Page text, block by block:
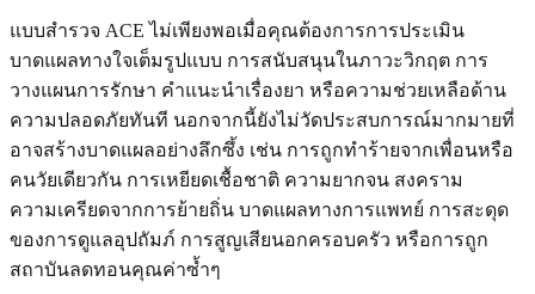
แบบสำรวจ ACE ไม่เพียงพอเมื่อคุณต้องการการประเมิน
บาดแผลทางใจเต็มรูปแบบ การสนับสนุนในภาวะวิกฤต การ
วางแผนการรักษา คำแนะนำเรื่องยา หรือความช่วยเหลือด้าน
ความปลอดภัยทันที นอกจากนี้ยังไม่วัดประสบการณ์มากมายที่
อาจสร้างบาดแผลอย่างลึกซึ้ง เช่น การถูกทำร้ายจากเพื่อนหรือ
คนวัยเดียวกัน การเหยียดเชื้อชาติ ความยากจน สงคราม
ความเครียดจากการย้ายถิ่น บาดแผลทางการแพทย์ การสะดุด
ของการดูแลอุปถัมภ์ การสูญเสียนอกครอบครัว หรือการถูก
สถาบันลดทอนคุณค่าซ้ำๆ